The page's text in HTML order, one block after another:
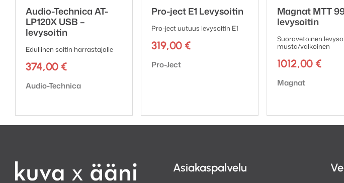
Audio-Technica AT-
LP120X USB –
levysoitin
Edullinen soitin harrastajalle
374,00 €
Tuotemerkki:
Audio-Technica
Pro-ject E1 Levysoitin
Pro-ject uutuus levysoitin E1
319,00 €
Tuotemerkki:
Pro-Ject
Magnat MTT
levysoitin
Suoravetoinen
musta/valkoinen
1012,00 €
Tuotemerkki:
Magnat
Asiakaspalvelu